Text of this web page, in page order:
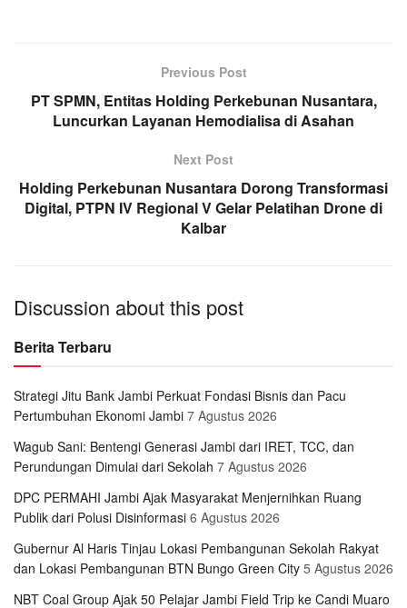
Previous Post
PT SPMN, Entitas Holding Perkebunan Nusantara,
Luncurkan Layanan Hemodialisa di Asahan
Next Post
Holding Perkebunan Nusantara Dorong Transformasi
Digital, PTPN IV Regional V Gelar Pelatihan Drone di
Kalbar
Discussion about this post
Berita Terbaru
Strategi Jitu Bank Jambi Perkuat Fondasi Bisnis dan Pacu
Pertumbuhan Ekonomi Jambi 7 Agustus 2026
Wagub Sani: Bentengi Generasi Jambi dari IRET, TCC, dan
Perundungan Dimulai dari Sekolah 7 Agustus 2026
DPC PERMAHI Jambi Ajak Masyarakat Menjernihkan Ruang
Publik dari Polusi Disinformasi 6 Agustus 2026
Gubernur Al Haris Tinjau Lokasi Pembangunan Sekolah Rakyat
dan Lokasi Pembangunan BTN Bungo Green City 5 Agustus 2026
NBT Coal Group Ajak 50 Pelajar Jambi Field Trip ke Candi Muaro